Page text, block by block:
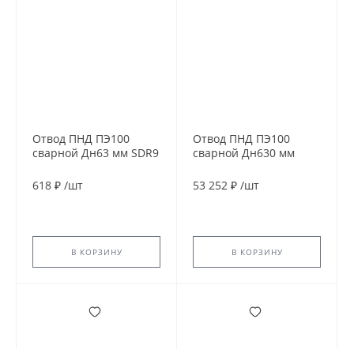
Отвод ПНД ПЭ100
сварной Дн63 мм SDR9
618 ₽ /шт
В КОРЗИНУ
Отвод ПНД ПЭ100
сварной Дн630 мм
53 252 ₽ /шт
В КОРЗИНУ